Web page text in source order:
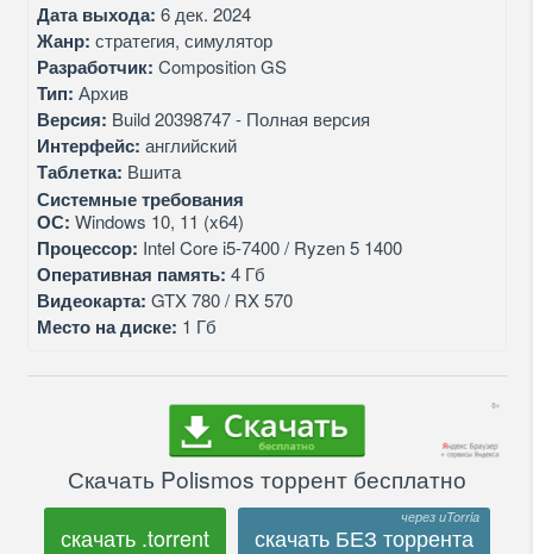
Дата выхода: 6 дек. 2024
Жанр: стратегия, симулятор
Разработчик: Composition GS
Тип: Архив
Версия: Build 20398747 - Полная версия
Интерфейс: английский
Таблетка: Вшита
Системные требования
ОС: Windows 10, 11 (x64)
Процессор: Intel Core i5-7400 / Ryzen 5 1400
Оперативная память: 4 Гб
Видеокарта: GTX 780 / RX 570
Место на диске: 1 Гб
Скачать Polismos торрент бесплатно
скачать .torrent скачать БЕЗ торрента